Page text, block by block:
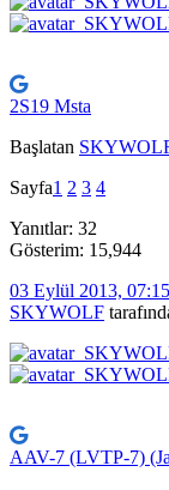
2S19 Msta
Başlatan
Sayfa1 2 3 4
Yanıtlar: 32
Gösterim: 15,944
03 Eylül 2013,
SKYWOLF
AAV-7 (LVTP-7)